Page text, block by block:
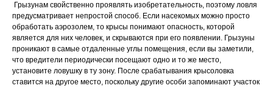
Грызунам свойственно проявлять изобретательность, поэтому ловля
предусматривает непростой способ. Если насекомых можно просто
обработать аэрозолем, то крысы понимают опасность, которой
является для них человек, и скрываются при его появлении. Грызуны
проникают в самые отдаленные углы помещения, если вы заметили,
что вредители периодически посещают одно и то же место,
установите ловушку в ту зону. После срабатывания крысоловка
ставится на другое место, поскольку другие особи запоминают участок